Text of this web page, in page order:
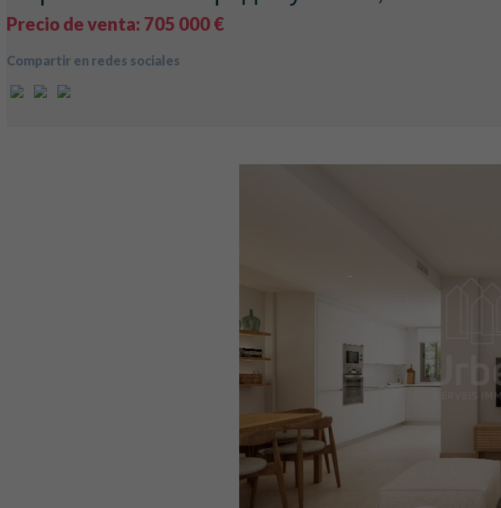
Precio de venta: 705 000 €
Compartir en redes sociales